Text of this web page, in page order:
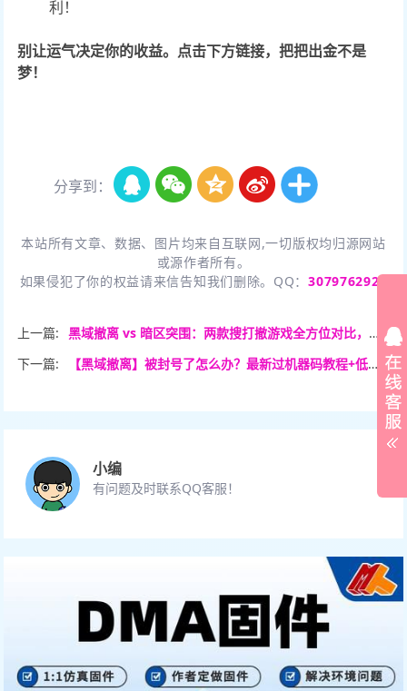
利！
别让运气决定你的收益。点击下方链接，把把出金不是
梦！
分享到：
本站所有文章、数据、图片均来自互联网,一切版权均归源网站
或源作者所有。
如果侵犯了你的权益请来信告知我们删除。QQ：3079762926
上一篇:
黑域撤离 vs 暗区突围：两款搜打撤游戏全方位对比，谁才是2025年版本之子？
下一篇:
【黑域撤离】被封号了怎么办？最新过机器码教程+低价黑号购买渠道
小编
有问题及时联系QQ客服！